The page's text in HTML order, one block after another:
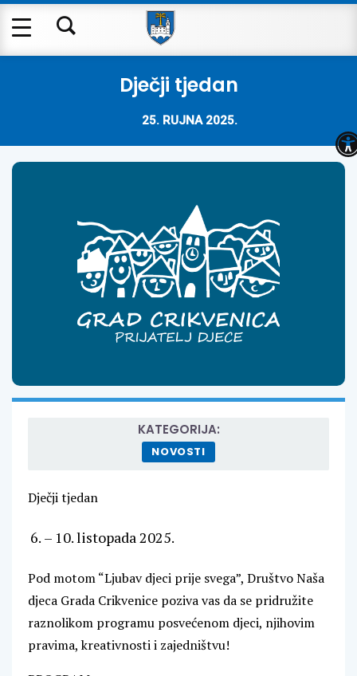
Dječji tjedan
25. RUJNA 2025.
KATEGORIJA:
NOVOSTI
Dječji tjedan
– 10. listopada 2025.
Pod motom “Ljubav djeci prije svega”, Društvo Naša
djeca Grada Crikvenice poziva vas da se pridružite
raznolikom programu posvećenom djeci, njihovim
pravima, kreativnosti i zajedništvu!